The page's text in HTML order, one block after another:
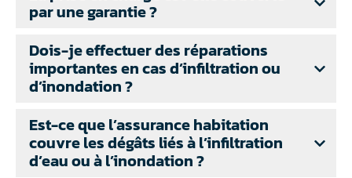
par une garantie ?
Dois-je effectuer des réparations
importantes en cas d’infiltration ou
d’inondation ?
Est-ce que l’assurance habitation
couvre les dégâts liés à l’infiltration
d’eau ou à l’inondation ?